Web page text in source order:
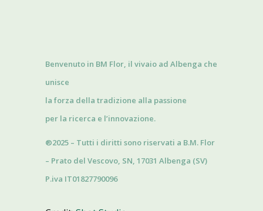
Benvenuto in BM Flor, il vivaio ad Albenga che
unisce
la forza della tradizione alla passione
per la ricerca e l’innovazione.
®2025 – Tutti i diritti sono riservati a B.M. Flor
– Prato del Vescovo, SN, 17031 Albenga (SV)
P.iva IT01827790096